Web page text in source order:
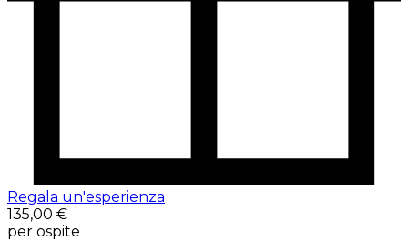
Regala un'esperienza
135,00 €
per ospite